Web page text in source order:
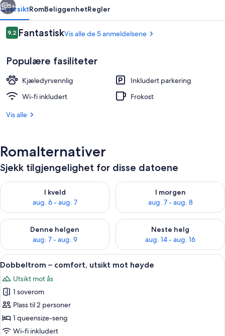
5+
OversiktRomBeliggenhetRegler
Anmeldelser
9,29,2 av 10 –
FantastiskVis alle de 5 anmeldelsene
Populære fasiliteter
Kjæledyrvennlig
Inkludert parkering
Wi-fi inkludert
Frokost
Vis alle
Romalternativer
Sjekk tilgjengelighet for disse datoene
I kveld
aug. 6 - aug. 7
Sjekk tilgjengelighet for i kveld, aug. 6 - aug. 7
I morgen
aug. 7 - aug. 8
Sjekk tilgjengelighet for i
Denne helgen
aug. 7 - aug. 9
Sjekk tilgjengelighet for denne helgen, aug. 7 - aug. 9
Neste helg
aug. 14 - aug. 16
Sjekk tilgjengelighet for neste
Åpne
alle
bildene
av
Dobbeltrom
–
comfort,
Dobbeltrom – comfort, utsikt mot
5
Dobbeltrom – comfort, utsikt mot høyde
Utsikt mot ås
1 soverom
Plass til 2 personer
1 queensize-seng
Wi-fi inkludert